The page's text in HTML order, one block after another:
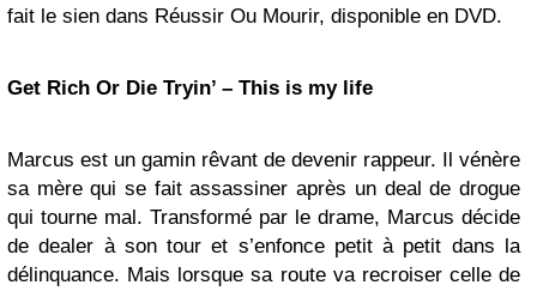
fait le sien dans Réussir Ou Mourir, disponible en DVD.
Get Rich Or Die Tryin’ – This is my life
Marcus est un gamin rêvant de devenir rappeur. Il vénère
sa mère qui se fait assassiner après un deal de drogue
qui tourne mal. Transformé par le drame, Marcus décide
de dealer à son tour et s’enfonce petit à petit dans la
délinquance. Mais lorsque sa route va recroiser celle de